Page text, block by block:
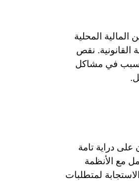
المالية المحلية
القانونية. نقص
في مشاكل
دراية تامة
مع الأنظمة
لمتطلبات